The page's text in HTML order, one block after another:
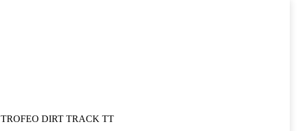
TROFEO DIRT TRACK TT